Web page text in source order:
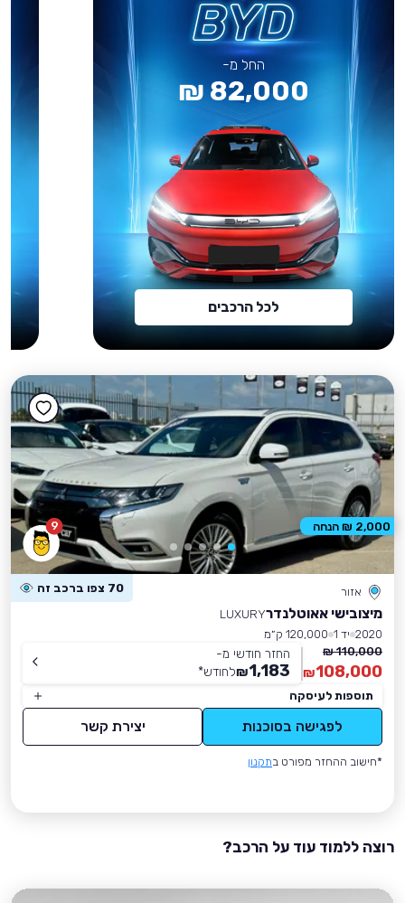
החל מ-
82,000 ₪
לכל הרכבים
9
אזור 70 צפו ברכב זה
מיצובישי אאוטלנדרLUXURY
2020 יד 1
120,000 ק״מ
110,000 ₪
108,000
₪
החזר חודשי מ-
1,183
₪לחודש*
תוספות לעיסקה
לפגישה בסוכנות יצירת קשר
*חישוב ההחזר מפורט בתקנון
2,000 ₪ הנחה
רוצה ללמוד עוד על הרכב?